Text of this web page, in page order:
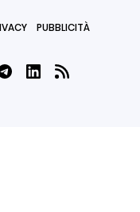
PUBBLICITÀ